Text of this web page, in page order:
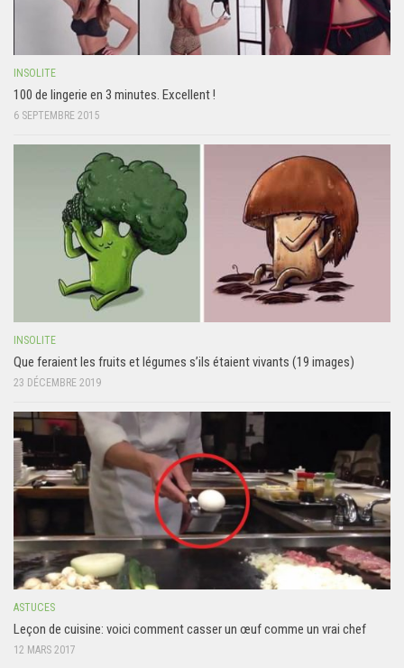
INSOLITE
100 de lingerie en 3 minutes. Excellent !
6 SEPTEMBRE 2015
INSOLITE
Que feraient les fruits et légumes s’ils étaient vivants (19 images)
23 DÉCEMBRE 2019
ASTUCES
Leçon de cuisine: voici comment casser un œuf comme un vrai chef
12 MARS 2017